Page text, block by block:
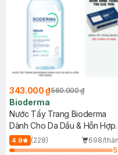
343.000 ₫560.000 ₫
Bioderma
Nước Tẩy Trang Bioderma
Dành Cho Da Dầu & Hỗn Hợp
500ml
4.9 (228)
698/
5